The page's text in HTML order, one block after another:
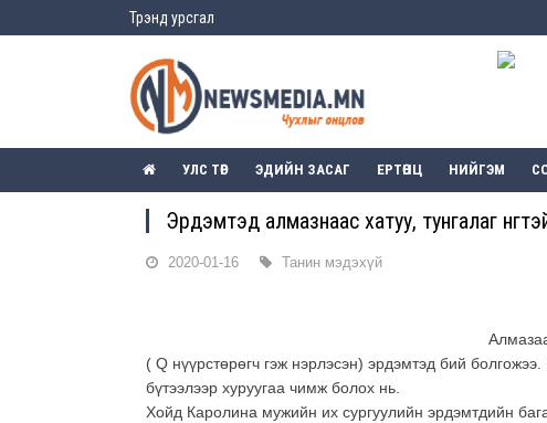
Трэнд урсгал
УЛС ТӨР ЭДИЙН ЗАСАГ ЕРТӨНЦ НИЙГЭМ
Эрдэмтэд алмазнаас хатуу, тунгалаг
2020-01-16 Танин мэдэхүй
( Q нүүрстөрөгч гэж нэрлэсэн) эрдэмтэд бий
бүтээлээр хуруугаа чимж болох нь.
Хойд Каролина мужийн их сургуулийн эрдэмтдийн